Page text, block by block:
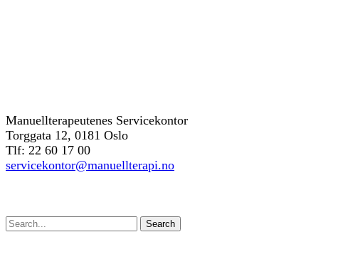
Manuellterapeutenes Servicekontor
Torggata 12, 0181 Oslo
Tlf: 22 60 17 00
servicekontor@manuellterapi.no
Search